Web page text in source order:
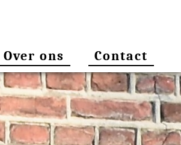
Over ons Contact